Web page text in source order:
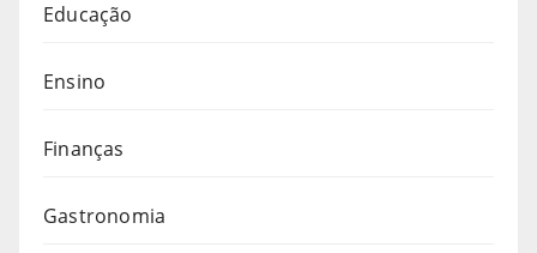
Educação
Ensino
Finanças
Gastronomia